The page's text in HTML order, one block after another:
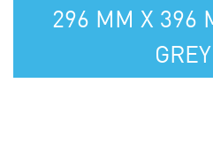
296 MM X 396
GREY